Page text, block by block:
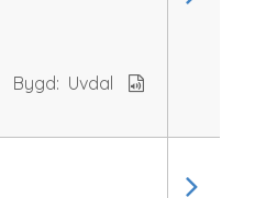
Bygd: Uvdal